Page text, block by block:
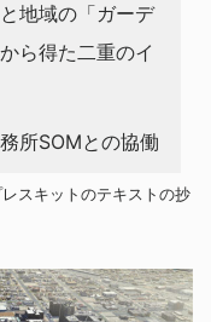
地域の「ガーデ
ら得た二重のイ
所SOMとの協働
スキットのテキストの抄